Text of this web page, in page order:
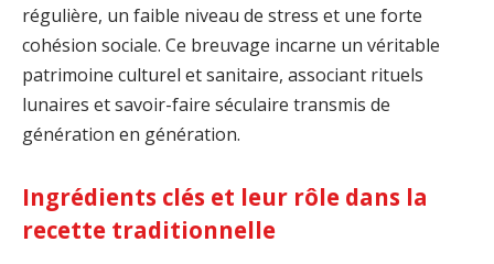
régulière, un faible niveau de stress et une forte
cohésion sociale. Ce breuvage incarne un véritable
patrimoine culturel et sanitaire, associant rituels
lunaires et savoir-faire séculaire transmis de
génération en génération.
Ingrédients clés et leur rôle dans la
recette traditionnelle